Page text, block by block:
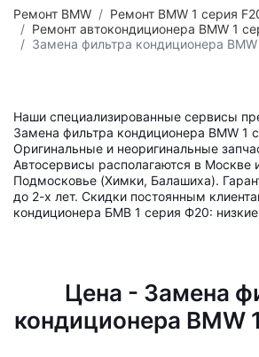
Ремонт BMW
Ремонт BMW 1 серия
Ремонт автокондиционера BMW 1
Замена фильтра кондиционера
Наши специализированные сервисы
Замена фильтра кондиционера BMW 1
Оригинальные и неоригинальные
Автосервисы располагаются в
Подмосковье (Химки, Балашиха).
до 2-х лет. Скидки постоянным
кондиционера БМВ 1 серия Ф20:
Цена - Замена
кондиционера BMW